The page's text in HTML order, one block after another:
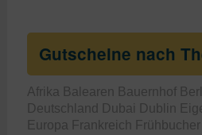
Gutscheine nach
Afrika Balearen Bauernhof
Deutschland
Dubai Dublin
Europa Frankreich Frühbucher